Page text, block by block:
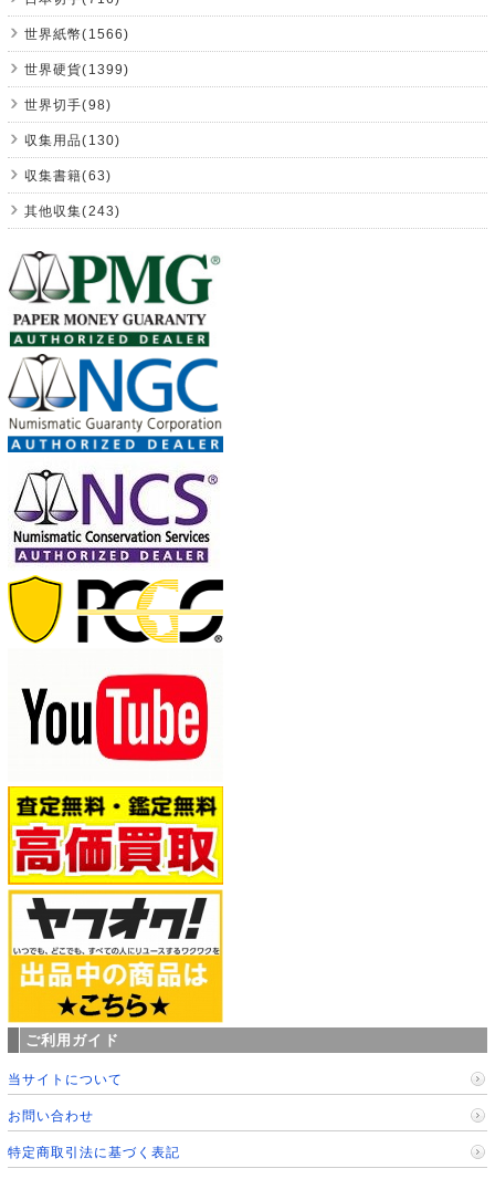
世界紙幣(1566)
世界硬貨(1399)
世界切手(98)
収集用品(130)
収集書籍(63)
其他収集(243)
ご利用ガイド
当サイトについて
お問い合わせ
特定商取引法に基づく表記